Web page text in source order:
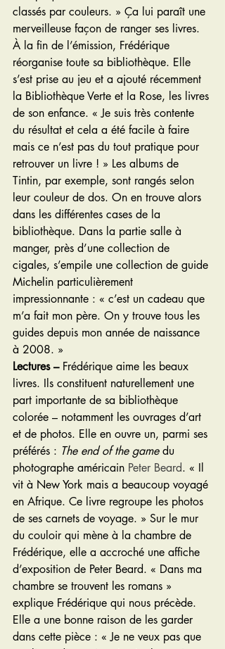
classés par couleurs. » Ça lui paraît une
merveilleuse façon de ranger ses livres.
À la fin de l’émission, Frédérique
réorganise toute sa bibliothèque. Elle
s’est prise au jeu et a ajouté récemment
la Bibliothèque Verte et la Rose, les livres
de son enfance. « Je suis très contente
du résultat et cela a été facile à faire
mais ce n’est pas du tout pratique pour
retrouver un livre ! » Les albums de
Tintin, par exemple, sont rangés selon
leur couleur de dos. On en trouve alors
dans les différentes cases de la
bibliothèque. Dans la partie salle à
manger, près d’une collection de
cigales, s’empile une collection de guide
Michelin particulièrement
impressionnante : « c’est un cadeau que
m’a fait mon père. On y trouve tous les
guides depuis mon année de naissance
à 2008. »
Lectures – Frédérique aime les beaux
livres. Ils constituent naturellement une
part importante de sa bibliothèque
colorée – notamment les ouvrages d’art
et de photos. Elle en ouvre un, parmi ses
préférés : The end of the game du
photographe américain Peter Beard. « Il
vit à New York mais a beaucoup voyagé
en Afrique. Ce livre regroupe les photos
de ses carnets de voyage. » Sur le mur
du couloir qui mène à la chambre de
Frédérique, elle a accroché une affiche
d’exposition de Peter Beard. « Dans ma
chambre se trouvent les romans »
explique Frédérique qui nous précède.
Elle a une bonne raison de les garder
dans cette pièce : « Je ne veux pas que